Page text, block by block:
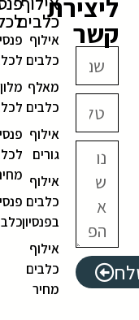
ליצירת
קשר כלבים
אילוף
כלבים
מאלף
כלבים
אילוף
גורים
אילוף
כלבים
בפנסיון
אילוף
כלבים
מחיר
מלון